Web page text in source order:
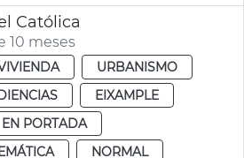
Católica
10 meses
URBANISMO
EIXAMPLE
EN PORTADA
NORMAL